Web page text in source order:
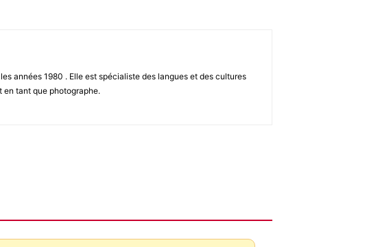
années 1980 . Elle est spécialiste des langues et des cultures
en tant que photographe.